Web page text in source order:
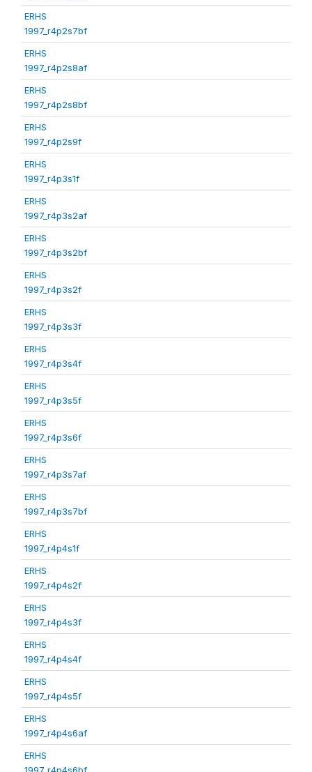
ERHS
1997_r4p2s7bf
ERHS
1997_r4p2s8af
ERHS
1997_r4p2s8bf
ERHS
1997_r4p2s9f
ERHS
1997_r4p3s1f
ERHS
1997_r4p3s2af
ERHS
1997_r4p3s2bf
ERHS
1997_r4p3s2f
ERHS
1997_r4p3s3f
ERHS
1997_r4p3s4f
ERHS
1997_r4p3s5f
ERHS
1997_r4p3s6f
ERHS
1997_r4p3s7af
ERHS
1997_r4p3s7bf
ERHS
1997_r4p4s1f
ERHS
1997_r4p4s2f
ERHS
1997_r4p4s3f
ERHS
1997_r4p4s4f
ERHS
1997_r4p4s5f
ERHS
1997_r4p4s6af
ERHS
1997_r4p4s6bf